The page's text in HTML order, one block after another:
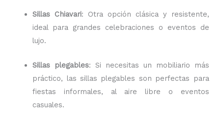
Sillas Chiavari: Otra opción clásica y resistente,
ideal para grandes celebraciones o eventos de
lujo.
Sillas plegables: Si necesitas un mobiliario más
práctico, las sillas plegables son perfectas para
fiestas informales, al aire libre o eventos
casuales.